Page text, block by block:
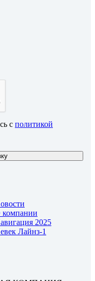
2025
Лайнз-1
с политикой